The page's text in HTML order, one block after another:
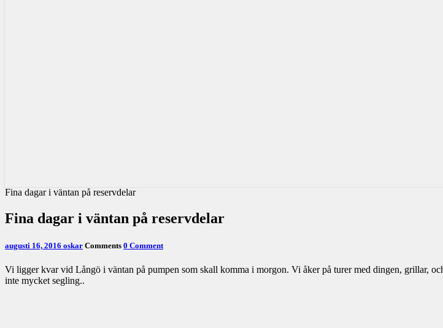
Fina dagar i väntan på reservdelar
Fina dagar i väntan på reservdelar
augusti 16, 2016 oskar Comments 0 Comment
Vi ligger kvar vid Långö i väntan på pumpen som skall komma i morgon. Vi åker på turer med dingen, grillar,
inte mycket segling..